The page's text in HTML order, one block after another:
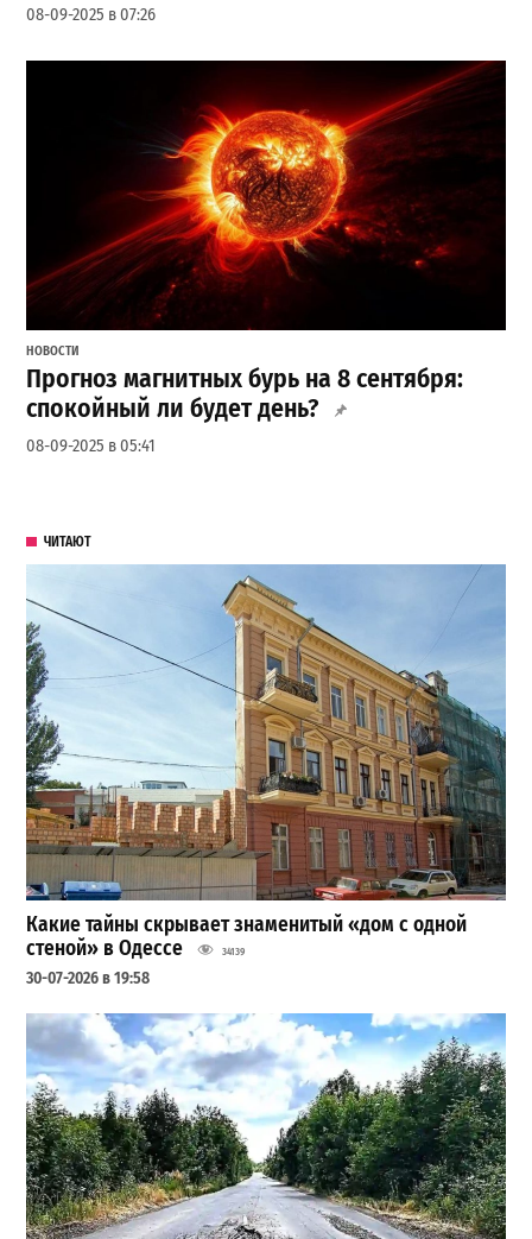
08-09-2025 в 07:26
НОВОСТИ
Прогноз магнитных бурь на 8 сентября:
спокойный ли будет день?
08-09-2025 в 05:41
ЧИТАЮТ
Какие тайны скрывает знаменитый «дом с одной
стеной» в Одессе
34139
30-07-2026 в 19:58